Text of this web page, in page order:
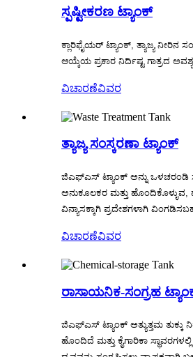
ಸ್ಪಷ್ಟೀಕರಣ ಟ್ಯಾಂಕ್
ಕ್ಲಾರಿಫೈಯರ್ ಟ್ಯಾಂಕ್, ತ್ಯಾಜ್ಯ ನೀರಿನ
ಆಯ್ಕೆಯ ಪ್ರಕಾರ ನಿರ್ದಿಷ್ಟ ಗಾತ್ರದ
ವಿಚಾರಣೆವಿವರ
ತ್ಯಾಜ್ಯ ಸಂಸ್ಕರಣಾ ಟ್ಯಾಂಕ್
ಜಿಎಫ್ಎಸ್ ಟ್ಯಾಂಕ್ ಅನ್ನು ಒಳಚರಂಡಿ
ಅನುಕೂಲಕರ ಮತ್ತು ಹೊಂದಿಕೊಳ್ಳುವ,
ವಿನ್ಯಾಸಕ್ಕಾಗಿ ಪ್ರದೇಶಗಳಾಗಿ
ವಿಚಾರಣೆವಿವರ
ರಾಸಾಯನಿಕ-ಸಂಗ್ರಹ
ಜಿಎಫ್ಎಸ್ ಟ್ಯಾಂಕ್ ಅತ್ಯುತ್ತಮ ತುಕ್ಕು
ಹೊಂದಿದೆ ಮತ್ತು ಕೈಗಾರಿಕಾ ಸ್ಥಾವರಗಳಲ್ಲಿ